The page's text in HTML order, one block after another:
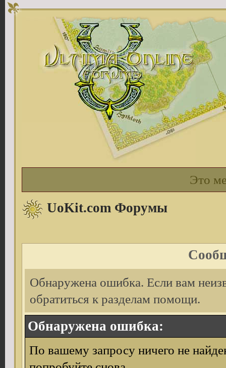
Это
UoKit.com Форумы
Обнаружена ошибка. Если вам
обратиться к разделам помощи.
Обнаружена ошибка:
По вашему запросу ничего не